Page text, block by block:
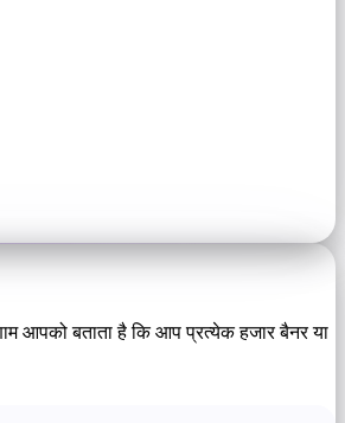
आपको बताता है कि आप प्रत्येक हजार बैनर या